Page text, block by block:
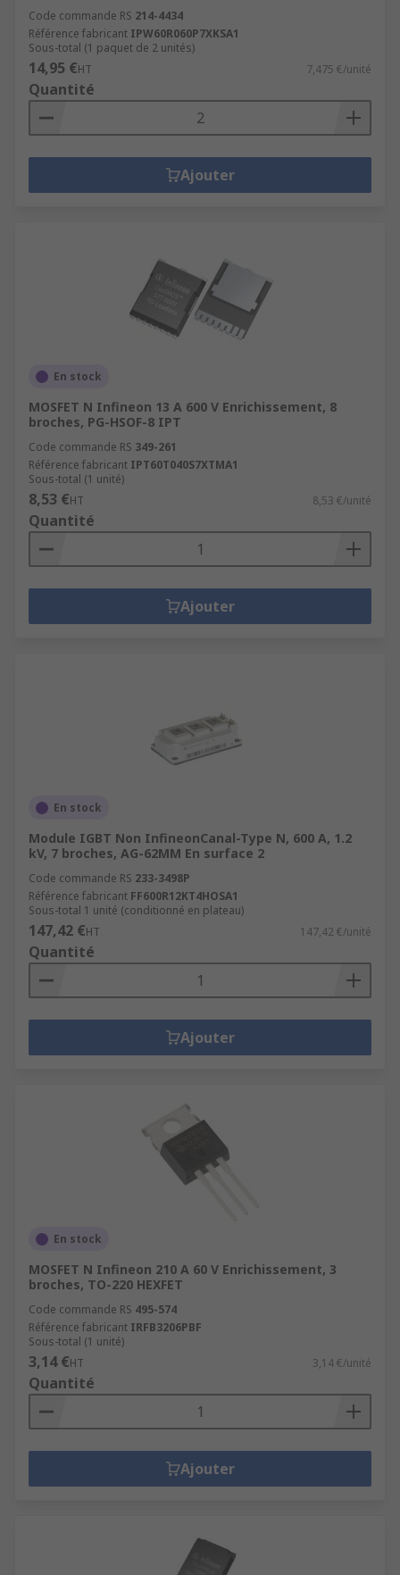
Code commande RS 214-4434
Référence fabricant IPW60R060P7XKSA1
Sous-total (1 paquet de 2 unités)
14,95 €HT 7,475 €/unité
Quantité
Ajouter
En stock
MOSFET N Infineon 13 A 600 V Enrichissement, 8
broches, PG-HSOF-8 IPT
Code commande RS 349-261
Référence fabricant IPT60T040S7XTMA1
Sous-total (1 unité)
8,53 €HT 8,53 €/unité
Quantité
Ajouter
En stock
Module IGBT Non InfineonCanal-Type N, 600 A, 1.2
kV, 7 broches, AG-62MM En surface 2
Code commande RS 233-3498P
Référence fabricant FF600R12KT4HOSA1
Sous-total 1 unité (conditionné en plateau)
147,42 €HT 147,42 €/unité
Quantité
Ajouter
En stock
MOSFET N Infineon 210 A 60 V Enrichissement, 3
broches, TO-220 HEXFET
Code commande RS 495-574
Référence fabricant IRFB3206PBF
Sous-total (1 unité)
3,14 €HT 3,14 €/unité
Quantité
Ajouter